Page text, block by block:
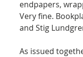
endpapers,
Very fine.
and Stig
As issued